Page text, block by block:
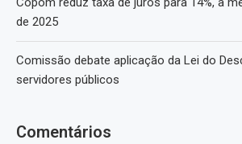
de 2025
Comissão debate aplicação da Lei do
servidores públicos
Comentários